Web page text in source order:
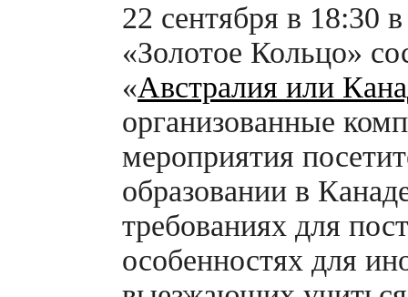
22 сентября в 18:30
«Золотое Кольцо»
«Австралия или
организованные
мероприятия
образовании в
требованиях для
особенностях для